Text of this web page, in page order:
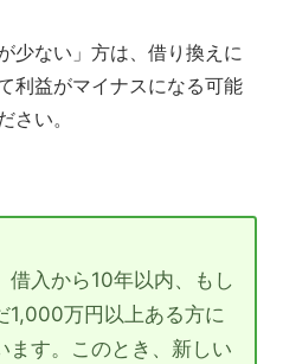
少ない」方は、借り換えに
利益がマイナスになる可能
さい。
借入から10年以内、もし
1,000万円以上ある方に
ます。このとき、新しい